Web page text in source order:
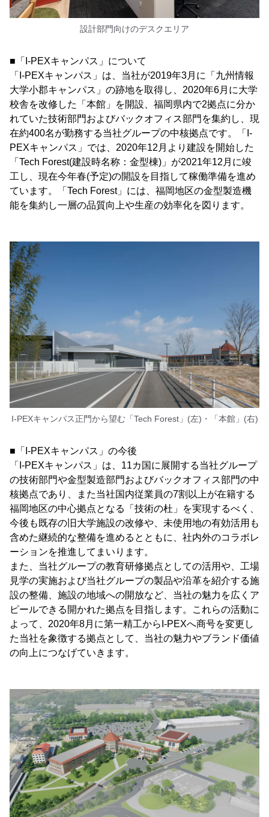
設計部門向けのデスクエリア
■「I-PEXキャンパス」について
「I-PEXキャンパス」は、当社が2019年3月に「九州情報
大学小郡キャンパス」の跡地を取得し、2020年6月に大学
校舎を改修した「本館」を開設、福岡県内で2拠点に分か
れていた技術部門およびバックオフィス部門を集約し、現
在約400名が勤務する当社グループの中核拠点です。「I-
PEXキャンパス」では、2020年12月より建設を開始した
「Tech Forest(建設時名称：金型棟)」が2021年12月に竣
工し、現在今年春(予定)の開設を目指して稼働準備を進め
ています。「Tech Forest」には、福岡地区の金型製造機
能を集約し一層の品質向上や生産の効率化を図ります。
I-PEXキャンパス正門から望む「Tech Forest」(左)・「本館」(右)
■「I-PEXキャンパス」の今後
「I-PEXキャンパス」は、11カ国に展開する当社グループ
の技術部門や金型製造部門およびバックオフィス部門の中
核拠点であり、また当社国内従業員の7割以上が在籍する
福岡地区の中心拠点となる「技術の杜」を実現するべく、
今後も既存の旧大学施設の改修や、未使用地の有効活用も
含めた継続的な整備を進めるとともに、社内外のコラボレ
ーションを推進してまいります。
また、当社グループの教育研修拠点としての活用や、工場
見学の実施および当社グループの製品や沿革を紹介する施
設の整備、施設の地域への開放など、当社の魅力を広くア
ピールできる開かれた拠点を目指します。これらの活動に
よって、2020年8月に第一精工からI-PEXへ商号を変更し
た当社を象徴する拠点として、当社の魅力やブランド価値
の向上につなげていきます。